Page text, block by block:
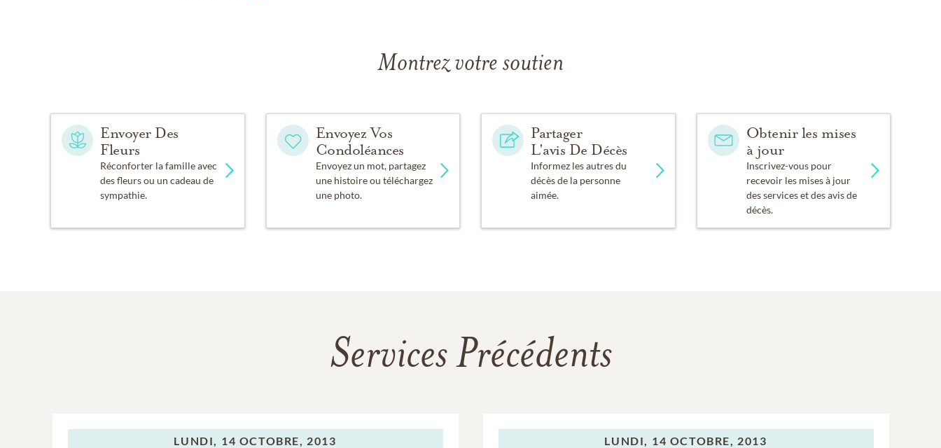
Montrez votre soutien
Envoyer Des
Fleurs
Réconforter la famille avec
des fleurs ou un cadeau de
sympathie.
Envoyez Vos
Condoléances
Envoyez un mot, partagez
une histoire ou téléchargez
une photo.
Partager
L'avis De Décès
Informez les autres du
décès de la personne
aimée.
Obtenir les mises
à jour
Inscrivez-vous pour
recevoir les mises à jour
des services et des avis de
décès.
Services Précédents
LUNDI, 14 OCTOBRE, 2013 LUNDI, 14 OCTOBRE, 2013